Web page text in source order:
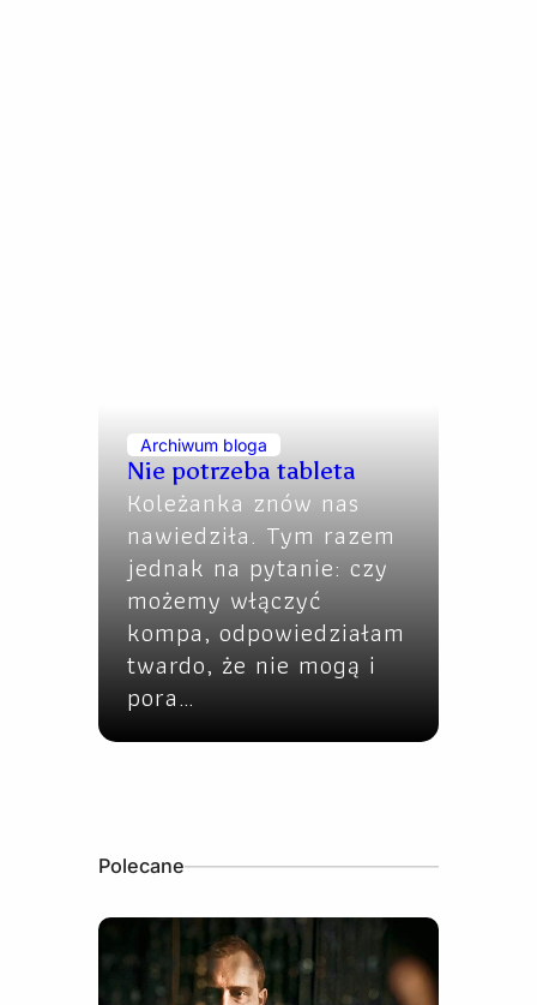
Archiwum bloga
Nie potrzeba tableta
Koleżanka znów nas
nawiedziła. Tym razem
jednak na pytanie: czy
możemy włączyć
kompa, odpowiedziałam
twardo, że nie mogą i
pora…
Polecane